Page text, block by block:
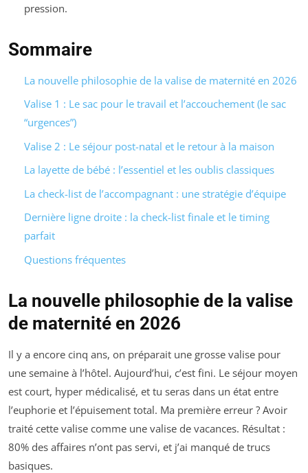
pression.
Sommaire
La nouvelle philosophie de la valise de maternité en 2026
Valise 1 : Le sac pour le travail et l’accouchement (le sac
“urgences”)
Valise 2 : Le séjour post-natal et le retour à la maison
La layette de bébé : l’essentiel et les oublis classiques
La check-list de l’accompagnant : une stratégie d’équipe
Dernière ligne droite : la check-list finale et le timing
parfait
Questions fréquentes
La nouvelle philosophie de la valise
de maternité en 2026
Il y a encore cinq ans, on préparait une grosse valise pour
une semaine à l’hôtel. Aujourd’hui, c’est fini. Le séjour moyen
est court, hyper médicalisé, et tu seras dans un état entre
l’euphorie et l’épuisement total. Ma première erreur ? Avoir
traité cette valise comme une valise de vacances. Résultat :
80% des affaires n’ont pas servi, et j’ai manqué de trucs
basiques.